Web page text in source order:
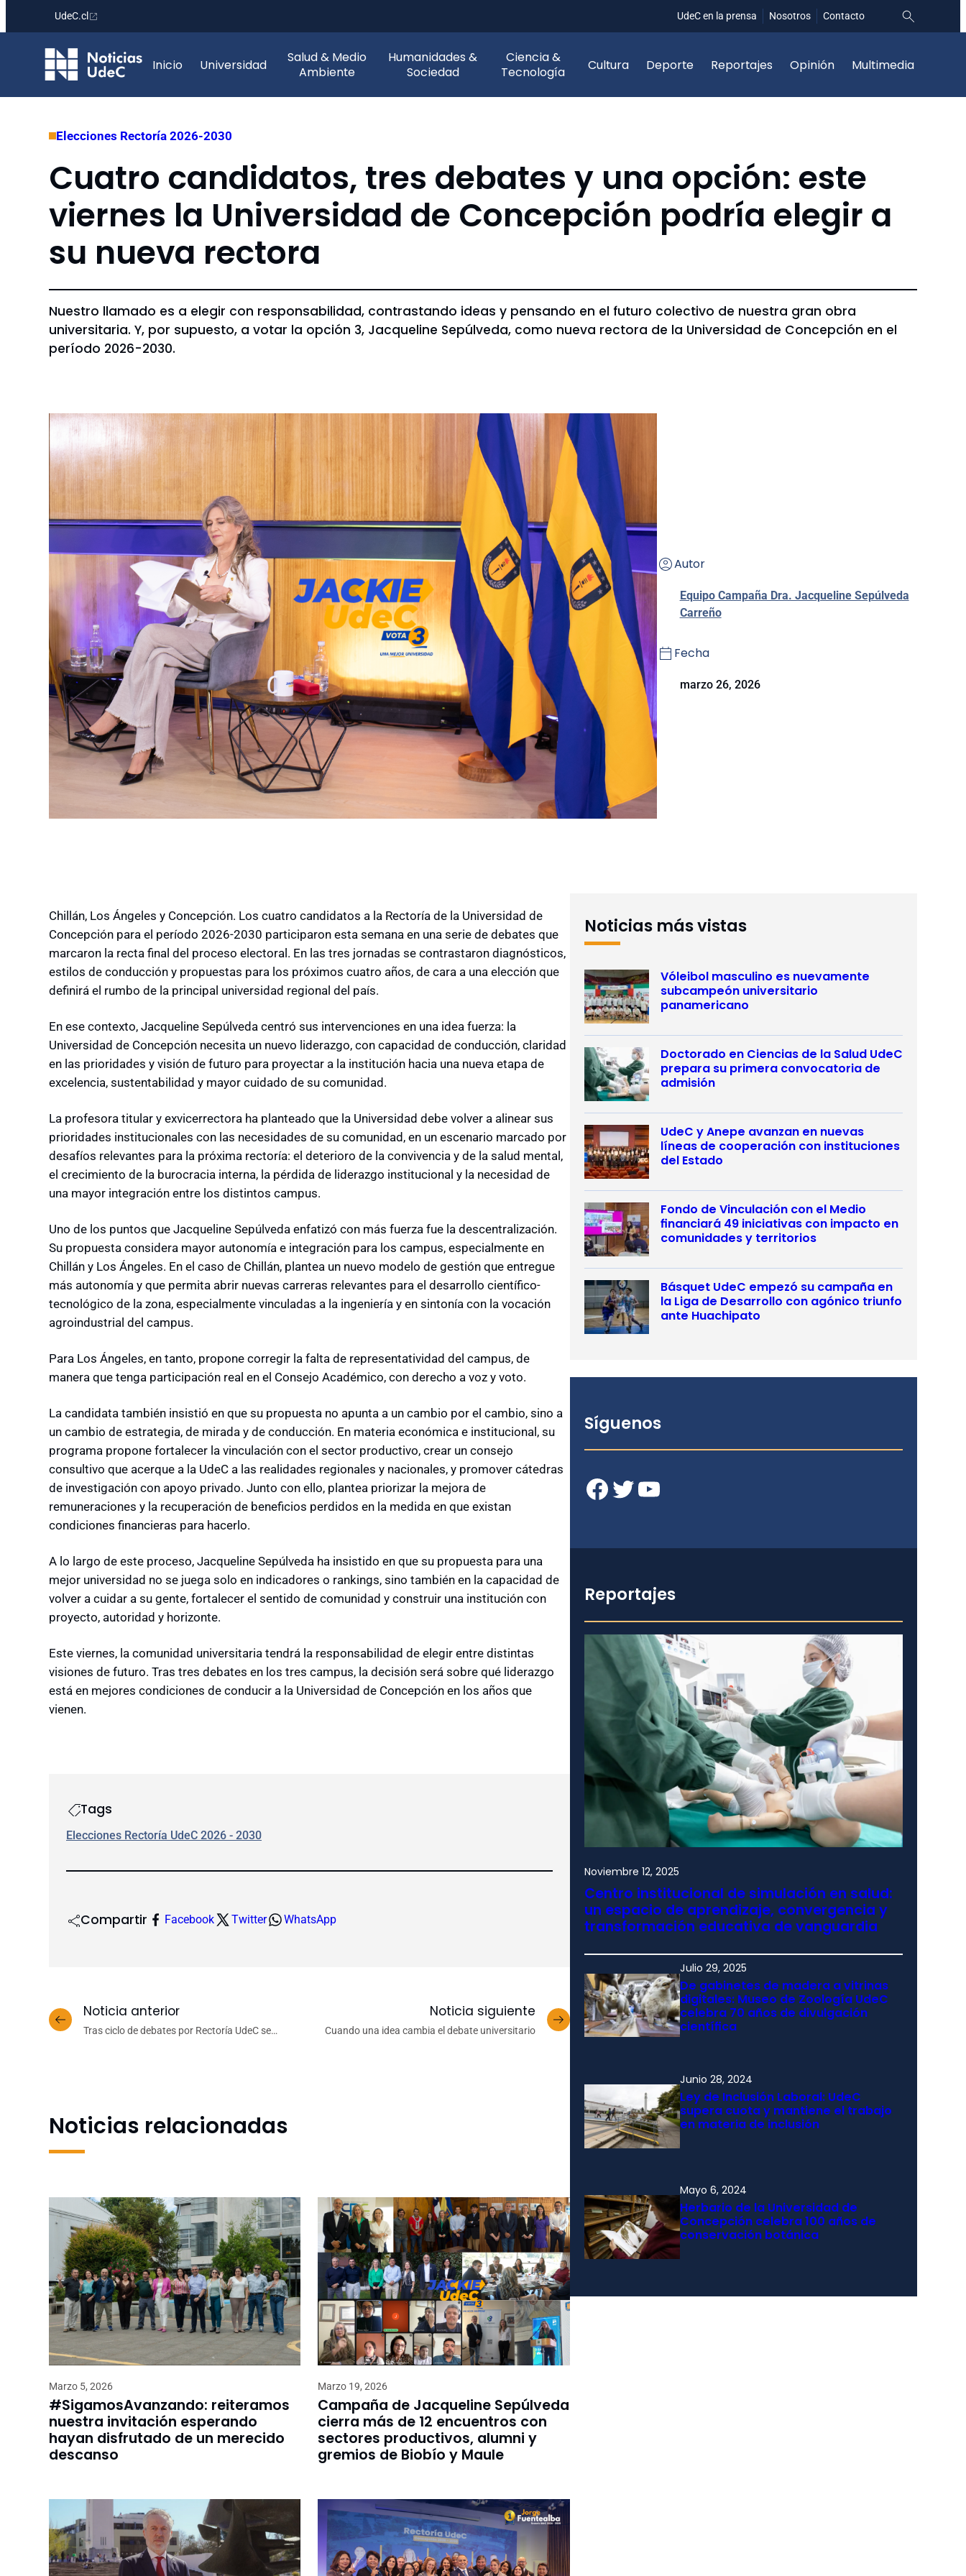
contenido
UdeC.cl UdeC en la prensa Nosotros Contacto
Inicio Universidad
Salud & Medio
Ambiente
Humanidades &
Sociedad
Ciencia &
Tecnología
Cultura Deporte Reportajes Opinión Multimedia
Elecciones Rectoría 2026-2030
Cuatro candidatos, tres debates y una opción: este
viernes la Universidad de Concepción podría elegir a
su nueva rectora
Nuestro llamado es a elegir con responsabilidad, contrastando ideas y pensando en el futuro colectivo de nuestra gran obra
universitaria. Y, por supuesto, a votar la opción 3, Jacqueline Sepúlveda, como nueva rectora de la Universidad de Concepción en el
período 2026-2030.
Autor
Equipo Campaña Dra. Jacqueline Sepúlveda
Carreño
Fecha
marzo 26, 2026
Chillán, Los Ángeles y Concepción. Los cuatro candidatos a la Rectoría de la Universidad de
Concepción para el período 2026-2030 participaron esta semana en una serie de debates que
marcaron la recta final del proceso electoral. En las tres jornadas se contrastaron diagnósticos,
estilos de conducción y propuestas para los próximos cuatro años, de cara a una elección que
definirá el rumbo de la principal universidad regional del país.
En ese contexto, Jacqueline Sepúlveda centró sus intervenciones en una idea fuerza: la
Universidad de Concepción necesita un nuevo liderazgo, con capacidad de conducción, claridad
en las prioridades y visión de futuro para proyectar a la institución hacia una nueva etapa de
excelencia, sustentabilidad y mayor cuidado de su comunidad.
La profesora titular y exvicerrectora ha planteado que la Universidad debe volver a alinear sus
prioridades institucionales con las necesidades de su comunidad, en un escenario marcado por
desafíos relevantes para la próxima rectoría: el deterioro de la convivencia y de la salud mental,
el crecimiento de la burocracia interna, la pérdida de liderazgo institucional y la necesidad de
una mayor integración entre los distintos campus.
Uno de los puntos que Jacqueline Sepúlveda enfatizó con más fuerza fue la descentralización.
Su propuesta considera mayor autonomía e integración para los campus, especialmente en
Chillán y Los Ángeles. En el caso de Chillán, plantea un nuevo modelo de gestión que entregue
más autonomía y que permita abrir nuevas carreras relevantes para el desarrollo científico-
tecnológico de la zona, especialmente vinculadas a la ingeniería y en sintonía con la vocación
agroindustrial del campus.
Para Los Ángeles, en tanto, propone corregir la falta de representatividad del campus, de
manera que tenga participación real en el Consejo Académico, con derecho a voz y voto.
La candidata también insistió en que su propuesta no apunta a un cambio por el cambio, sino a
un cambio de estrategia, de mirada y de conducción. En materia económica e institucional, su
programa propone fortalecer la vinculación con el sector productivo, crear un consejo
consultivo que acerque a la UdeC a las realidades regionales y nacionales, y promover cátedras
de investigación con apoyo privado. Junto con ello, plantea priorizar la mejora de
remuneraciones y la recuperación de beneficios perdidos en la medida en que existan
condiciones financieras para hacerlo.
A lo largo de este proceso, Jacqueline Sepúlveda ha insistido en que su propuesta para una
mejor universidad no se juega solo en indicadores o rankings, sino también en la capacidad de
volver a cuidar a su gente, fortalecer el sentido de comunidad y construir una institución con
proyecto, autoridad y horizonte.
Este viernes, la comunidad universitaria tendrá la responsabilidad de elegir entre distintas
visiones de futuro. Tras tres debates en los tres campus, la decisión será sobre qué liderazgo
está en mejores condiciones de conducir a la Universidad de Concepción en los años que
vienen.
Tags
Elecciones Rectoría UdeC 2026 - 2030
Compartir Facebook Twitter WhatsApp
Noticia anterior
Tras ciclo de debates por Rectoría UdeC se
Noticia siguiente
Cuando una idea cambia el debate universitario
Noticias relacionadas
Marzo 5, 2026
#SigamosAvanzando: reiteramos
nuestra invitación esperando
hayan disfrutado de un merecido
descanso
Marzo 19, 2026
Campaña de Jacqueline Sepúlveda
cierra más de 12 encuentros con
sectores productivos, alumni y
gremios de Biobío y Maule
Noticias más vistas
Vóleibol masculino es nuevamente
subcampeón universitario
panamericano
Doctorado en Ciencias de la Salud UdeC
prepara su primera convocatoria de
admisión
UdeC y Anepe avanzan en nuevas
líneas de cooperación con instituciones
del Estado
Fondo de Vinculación con el Medio
financiará 49 iniciativas con impacto en
comunidades y territorios
Básquet UdeC empezó su campaña en
la Liga de Desarrollo con agónico triunfo
ante Huachipato
Síguenos
Facebook Twitter YouTube
Reportajes
Noviembre 12, 2025
Centro institucional de simulación en salud:
un espacio de aprendizaje, convergencia y
transformación educativa de vanguardia
Julio 29, 2025
De gabinetes de madera a vitrinas
digitales: Museo de Zoología UdeC
celebra 70 años de divulgación
científica
Junio 28, 2024
Ley de Inclusión Laboral: UdeC
supera cuota y mantiene el trabajo
en materia de inclusión
Mayo 6, 2024
Herbario de la Universidad de
Concepción celebra 100 años de
conservación botánica